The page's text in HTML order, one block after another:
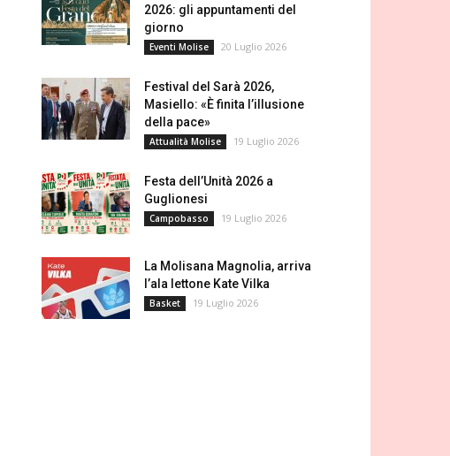
2026: gli appuntamenti del
giorno
Eventi Molise 20 Luglio 2026
Festival del Sarà 2026,
Masiello: «È finita l’illusione
della pace»
Attualità Molise 19 Luglio 2026
Festa dell’Unità 2026 a
Guglionesi
Campobasso 19 Luglio 2026
La Molisana Magnolia, arriva
l’ala lettone Kate Vilka
Basket 19 Luglio 2026